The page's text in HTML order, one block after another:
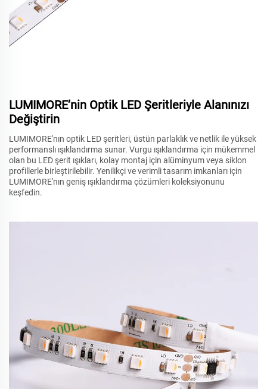
LUMIMORE’nin Optik LED Şeritleriyle Alanınızı
Değiştirin
LUMIMORE'nın optik LED şeritleri, üstün parlaklık ve netlik ile yüksek
performanslı ışıklandırma sunar. Vurgu ışıklandırma için mükemmel
olan bu LED şerit ışıkları, kolay montaj için alüminyum veya siklon
profillerle birleştirilebilir. Yenilikçi ve verimli tasarım imkanları için
LUMIMORE'nın geniş ışıklandırma çözümleri koleksiyonunu
keşfedin.